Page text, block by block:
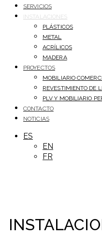
SERVICIOS
INSTALACIONES
PLÁSTICOS
METAL
ACRÍLICOS
MADERA
PROYECTOS
MOBILIARIO
REVESTIMIENTO DE
PLV Y MOBILIARIO
CONTACTO
NOTICIAS
ES
EN
FR